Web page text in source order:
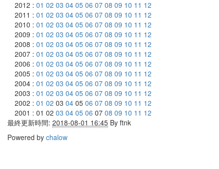
2012 : 01 02 03 04 05 06 07 08 09 10 11 12
2011 : 01 02 03 04 05 06 07 08 09 10 11 12
2010 : 01 02 03 04 05 06 07 08 09 10 11 12
2009 : 01 02 03 04 05 06 07 08 09 10 11 12
2008 : 01 02 03 04 05 06 07 08 09 10 11 12
2007 : 01 02 03 04 05 06 07 08 09 10 11 12
2006 : 01 02 03 04 05 06 07 08 09 10 11 12
2005 : 01 02 03 04 05 06 07 08 09 10 11 12
2004 : 01 02 03 04 05 06 07 08 09 10 11 12
2003 : 01 02 03 04 05 06 07 08 09 10 11 12
2002 : 01 02 03 04 05 06 07 08 09 10 11 12
2001 : 01 02 03 04 05 06 07 08 09 10 11 12
最終更新時間: 2018-08-01 16:45 By ftnk
Powered by chalow